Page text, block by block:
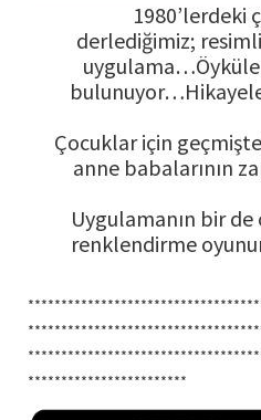
1980’lerdeki
derlediğimiz;
Çocuklar için
anne babalarının
Uygulamanın bir
renklendirme
************************